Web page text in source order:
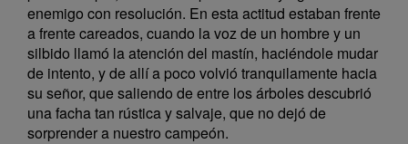
enemigo con resolución. En esta actitud estaban frente
a frente careados, cuando la voz de un hombre y un
silbido llamó la atención del mastín, haciéndole mudar
de intento, y de allí a poco volvió tranquilamente hacia
su señor, que saliendo de entre los árboles descubrió
una facha tan rústica y salvaje, que no dejó de
sorprender a nuestro campeón.